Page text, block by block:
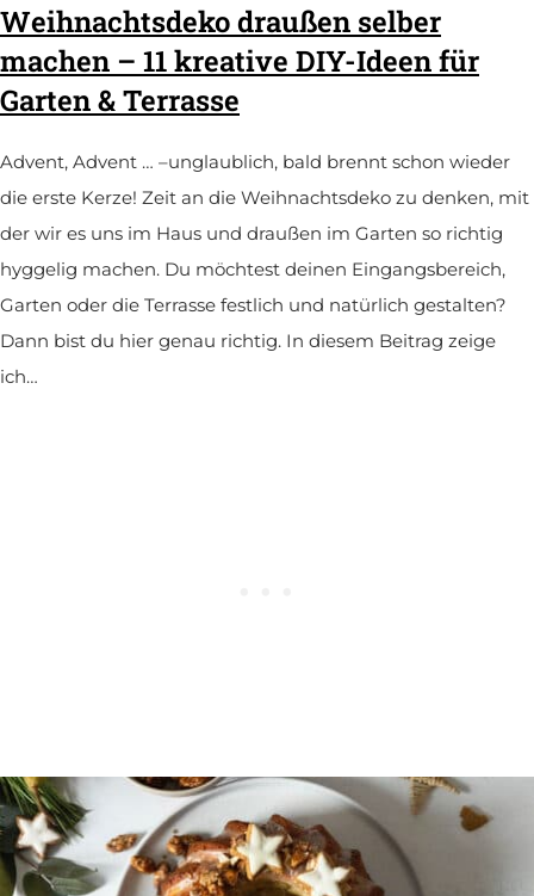
Weihnachtsdeko draußen selber
machen – 11 kreative DIY-Ideen für
Garten & Terrasse
Advent, Advent … –unglaublich, bald brennt schon wieder
die erste Kerze! Zeit an die Weihnachtsdeko zu denken, mit
der wir es uns im Haus und draußen im Garten so richtig
hyggelig machen. Du möchtest deinen Eingangsbereich,
Garten oder die Terrasse festlich und natürlich gestalten?
Dann bist du hier genau richtig. In diesem Beitrag zeige
ich…